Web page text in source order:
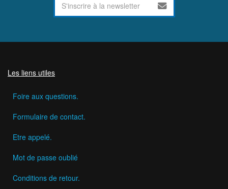
Les liens utiles
Foire aux questions.
Formulaire de contact.
Etre appelé.
Mot de passe oublié
Conditions de retour.